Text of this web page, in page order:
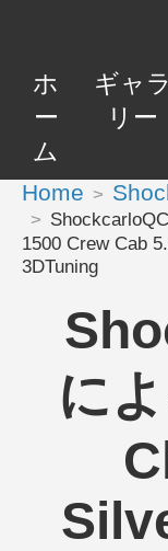
ホ
ー
ム
ギャラ
リー
Home
1500 Crew Cab
3DTuning
に